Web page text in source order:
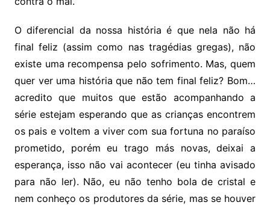
O diferencial da nossa história é que nela não há
final feliz (assim como nas tragédias gregas), não
existe uma recompensa pelo sofrimento. Mas, quem
quer ver uma história que não tem final feliz? Bom…
acredito que muitos que estão acompanhando a
série estejam esperando que as crianças encontrem
os pais e voltem a viver com sua fortuna no paraíso
prometido, porém eu trago más novas, deixai a
esperança, isso não vai acontecer (eu tinha avisado
para não ler). Não, eu não tenho bola de cristal e
nem conheço os produtores da série, mas se houver